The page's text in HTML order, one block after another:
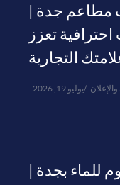
مطاعم جدة |
تعزز
التجارية
يوليو 19, 2026
للماء بجدة |